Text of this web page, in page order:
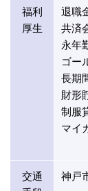
福利
厚生
退職
共済
永年
ゴー
長期
財形
制服
マイ
交通
神戸